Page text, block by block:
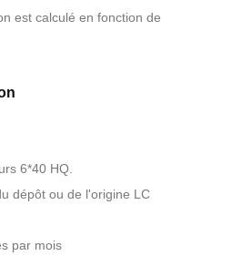
est calculé en fonction de
6*40 HQ.
dépôt ou de l'origine LC
par mois